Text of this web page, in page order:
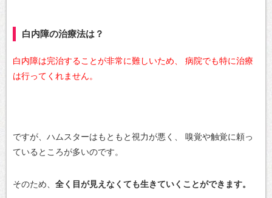
白内障の治療法は？
白内障は完治することが非常に難しいため、
病院でも特に治療
は行ってくれません。
ですが、ハムスターはもともと視力が悪く、
嗅覚や触覚に頼っ
ているところが多いのです。
そのため、 全く目が見えなくても生きていくことができます。